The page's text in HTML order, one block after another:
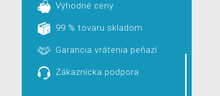
Výhodné ceny
99 % tovaru skladom
Garancia vrátenia peňazí
Zákaznícka podpora